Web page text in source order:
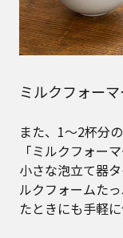
ミルクフォー
また、1〜2杯分
「ミルクフォー
小さな泡立て器
ルクフォームた
たときにも手軽に